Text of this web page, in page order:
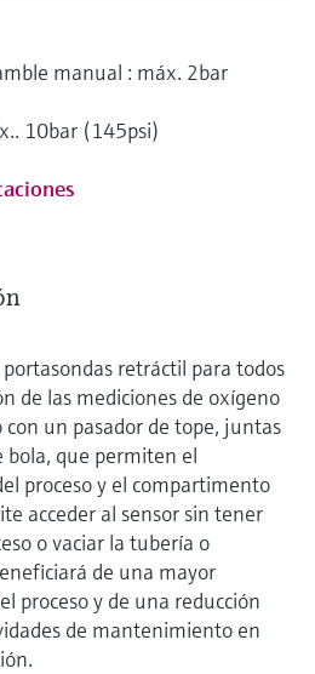
manual : máx. 2bar
10bar (145psi)
retráctil para todos
de las mediciones de oxígeno
un pasador de tope, juntas
bola, que permiten el
proceso y el compartimento
acceder al sensor sin tener
o vaciar la tubería o
de una mayor
proceso y de una reducción
de mantenimiento en